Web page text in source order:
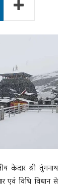
केदार श्री तुंगनाथ
एवं विधि विधान से